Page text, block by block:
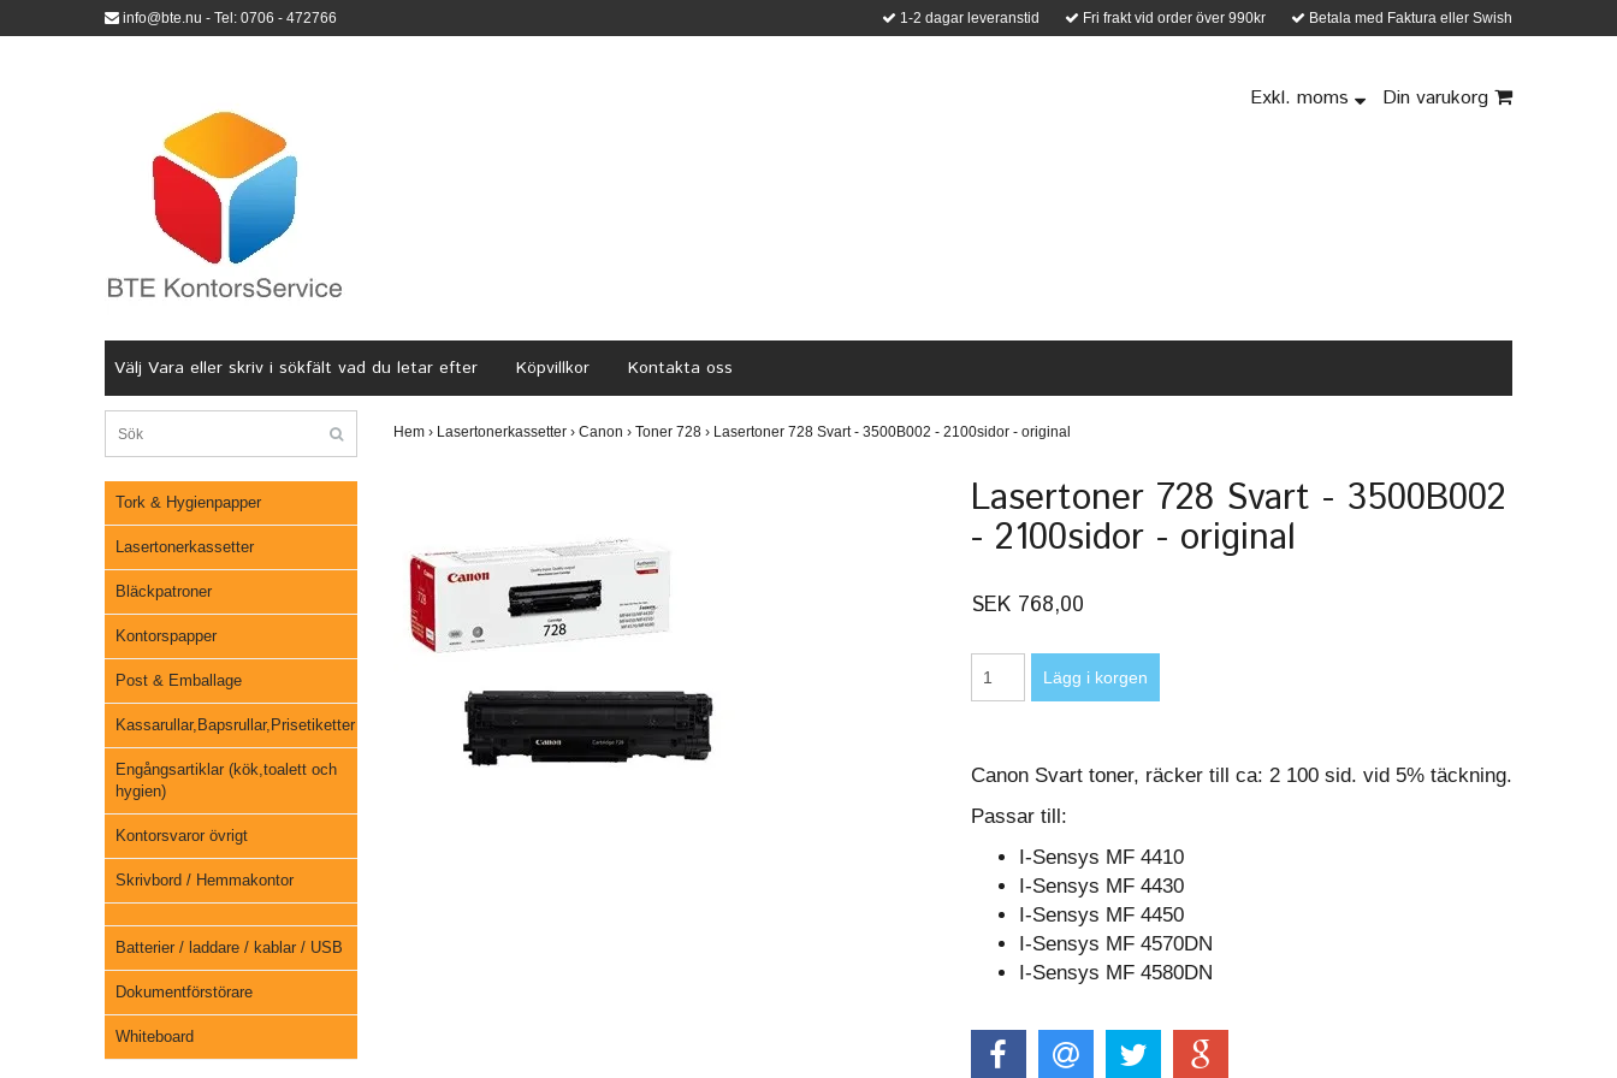
info@bte.nu - Tel: 0706 - 472766 1-2 dagar leveranstid Fri frakt vid order över 990kr Betala med Faktura eller Swish
Exkl. moms Din varukorg
Välj Vara eller skriv i sökfält vad du letar efter Köpvillkor Kontakta oss
Tork & Hygienpapper
Lasertonerkassetter
Bläckpatroner
Kontorspapper
Post & Emballage
Kassarullar,Bapsrullar,Prisetiketter
Engångsartiklar (kök,toalett och
hygien)
Kontorsvaror övrigt
Skrivbord / Hemmakontor
Batterier / laddare / kablar / USB
Dokumentförstörare
Whiteboard
Hem › Lasertonerkassetter › Canon › Toner 728 › Lasertoner 728 Svart - 3500B002 - 2100sidor - original
Lasertoner 728 Svart - 3500B002
- 2100sidor - original
SEK 768,00
Canon Svart toner, räcker till ca: 2 100 sid. vid 5% täckning.
Passar till:
I-Sensys MF 4410
I-Sensys MF 4430
I-Sensys MF 4450
I-Sensys MF 4570DN
I-Sensys MF 4580DN